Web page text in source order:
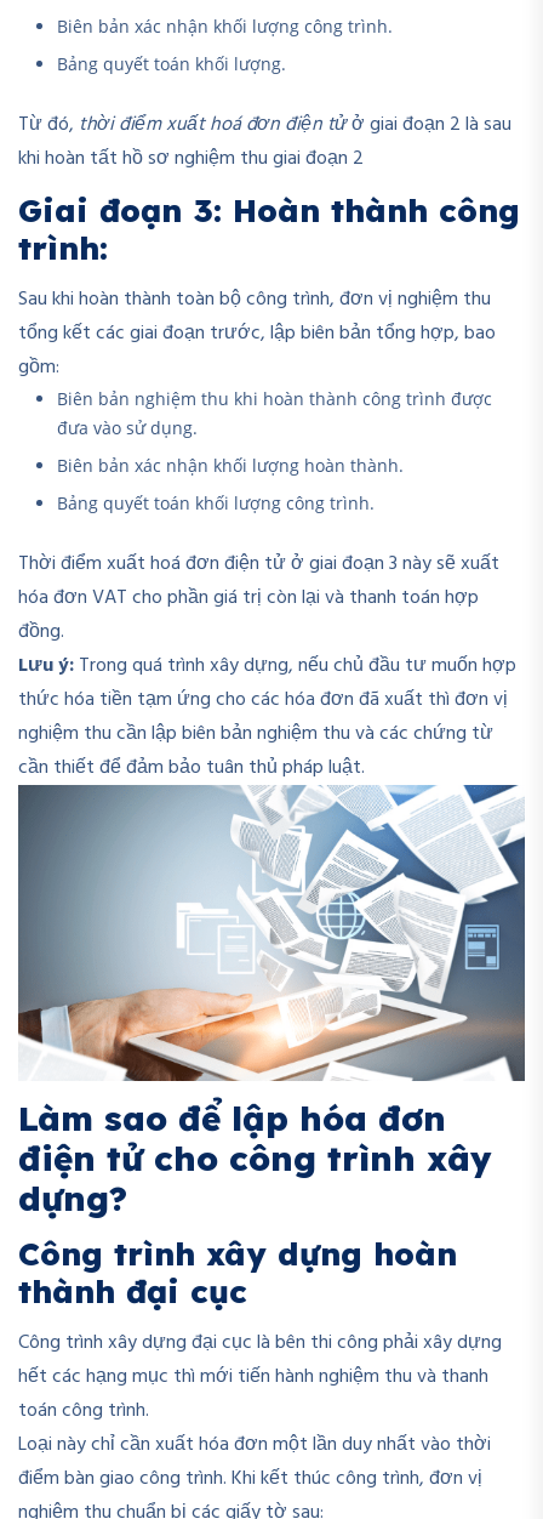
Biên bản xác nhận khối lượng công trình.
Bảng quyết toán khối lượng.
Từ đó, thời điểm xuất hoá đơn điện tửở giai đoạn 2 là sau
khi hoàn tất hồ sơ nghiệm thu giai đoạn 2
Giai đoạn 3: Hoàn thành công
trình:
Sau khi hoàn thành toàn bộ công trình, đơn vị nghiệm thu
tổng kết các giai đoạn trước, lập biên bản tổng hợp, bao
gồm:
Biên bản nghiệm thu khi hoàn thành công trình được
đưa vào sử dụng.
Biên bản xác nhận khối lượng hoàn thành.
Bảng quyết toán khối lượng công trình.
Thời điểm xuất hoá đơn điện tử ở giai đoạn 3 này sẽ xuất
hóa đơn VAT cho phần giá trị còn lại và thanh toán hợp
đồng.
Lưu ý:Trong quá trình xây dựng, nếu chủ đầu tư muốn hợp
thức hóa tiền tạm ứng cho các hóa đơn đã xuất thì đơn vị
nghiệm thu cần lập biên bản nghiệm thu và các chứng từ
cần thiết để đảm bảo tuân thủ pháp luật.
Làm sao để lập hóa đơn
điện tử cho công trình xây
dựng?
Công trình xây dựng hoàn
thành đại cục
Công trình xây dựng đại cục là bên thi công phải xây dựng
hết các hạng mục thì mới tiến hành nghiệm thu và thanh
toán công trình.
Loại này chỉ cần xuất hóa đơn một lần duy nhất vào thời
điểm bàn giao công trình. Khi kết thúc công trình, đơn vị